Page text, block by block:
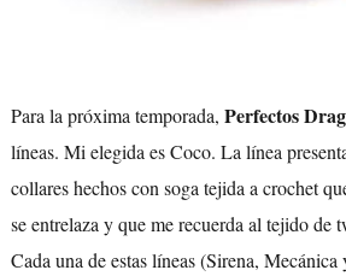
Para la próxima temporada, Perfectos
líneas. Mi elegida es Coco. La línea
collares hechos con soga tejida a crochet
se entrelaza y que me recuerda al tejido de
Cada una de estas líneas (Sirena,